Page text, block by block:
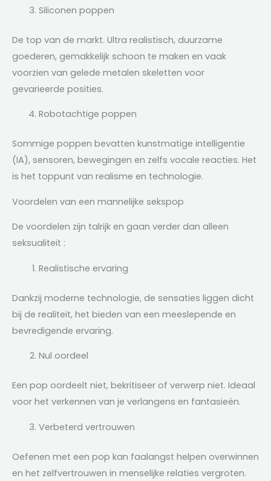
Siliconen poppen
De top van de markt. Ultra realistisch, duurzame
goederen, gemakkelijk schoon te maken en vaak
voorzien van gelede metalen skeletten voor
gevarieerde posities.
Robotachtige poppen
Sommige poppen bevatten kunstmatige intelligentie
(IA), sensoren, bewegingen en zelfs vocale reacties. Het
is het toppunt van realisme en technologie.
Voordelen van een mannelijke sekspop
De voordelen zijn talrijk en gaan verder dan alleen
seksualiteit :
Realistische ervaring
Dankzij moderne technologie, de sensaties liggen dicht
bij de realiteit, het bieden van een meeslepende en
bevredigende ervaring.
Nul oordeel
Een pop oordeelt niet, bekritiseer of verwerp niet. Ideaal
voor het verkennen van je verlangens en fantasieën.
Verbeterd vertrouwen
Oefenen met een pop kan faalangst helpen overwinnen
en het zelfvertrouwen in menselijke relaties vergroten.